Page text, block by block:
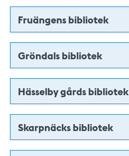
Fruängens bibliotek
Gröndals bibliotek
Hässelby gårds bibliotek
Skarpnäcks bibliotek